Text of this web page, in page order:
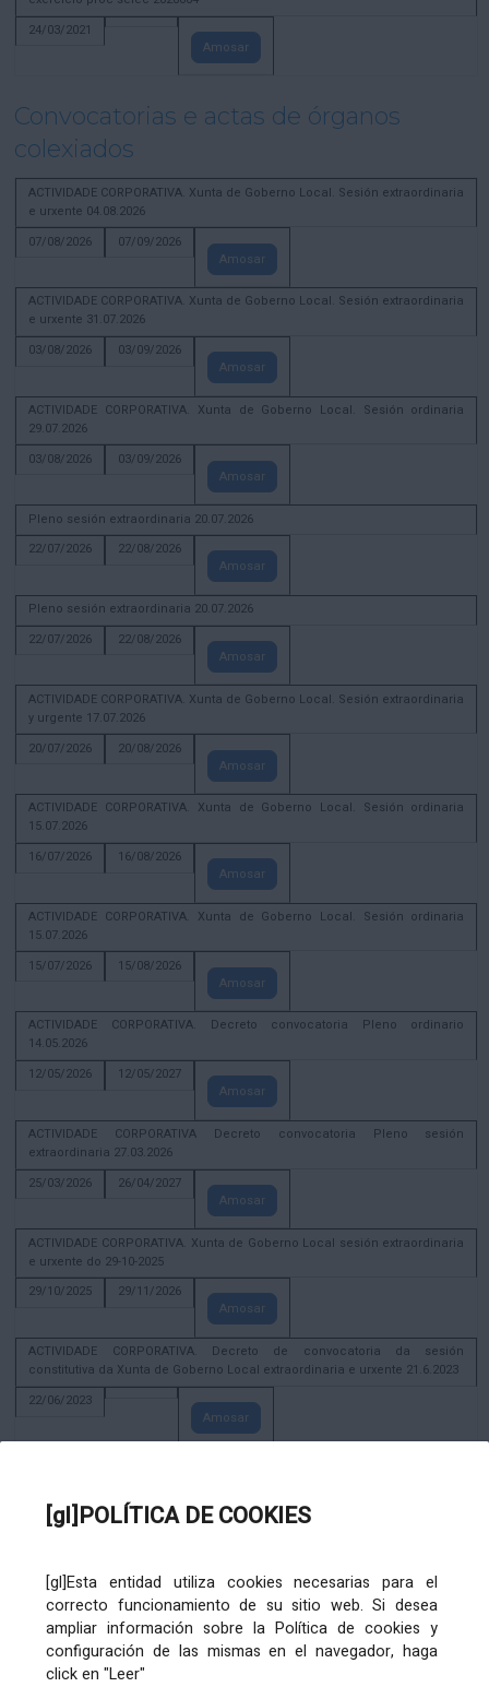
[gl]POLÍTICA DE COOKIES
[gl]Esta entidad utiliza cookies necesarias para el
correcto funcionamiento de su sitio web. Si desea
ampliar información sobre la Política de cookies y
configuración de las mismas en el navegador, haga
click en "Leer"
24/03/2021
Amosar
Convocatorias e actas de órganos
colexiados
ACTIVIDADE CORPORATIVA. Xunta de Goberno Local. Sesión extraordinaria
e urxente 04.08.2026
07/08/2026
07/09/2026
Amosar
ACTIVIDADE CORPORATIVA. Xunta de Goberno Local. Sesión extraordinaria
e urxente 31.07.2026
03/08/2026
03/09/2026
Amosar
ACTIVIDADE CORPORATIVA. Xunta de Goberno Local. Sesión ordinaria
29.07.2026
03/08/2026
03/09/2026
Amosar
Pleno sesión extraordinaria 20.07.2026
22/07/2026
22/08/2026
Amosar
Pleno sesión extraordinaria 20.07.2026
22/07/2026
22/08/2026
Amosar
ACTIVIDADE CORPORATIVA. Xunta de Goberno Local. Sesión extraordinaria
y urgente 17.07.2026
20/07/2026
20/08/2026
Amosar
ACTIVIDADE CORPORATIVA. Xunta de Goberno Local. Sesión ordinaria
15.07.2026
16/07/2026
16/08/2026
Amosar
ACTIVIDADE CORPORATIVA. Xunta de Goberno Local. Sesión ordinaria
15.07.2026
15/07/2026
15/08/2026
Amosar
ACTIVIDADE CORPORATIVA. Decreto convocatoria Pleno ordinario
14.05.2026
12/05/2026
12/05/2027
Amosar
ACTIVIDADE CORPORATIVA Decreto convocatoria Pleno sesión
extraordinaria 27.03.2026
25/03/2026
26/04/2027
Amosar
ACTIVIDADE CORPORATIVA. Xunta de Goberno Local sesión extraordinaria
e urxente do 29-10-2025
29/10/2025
29/11/2026
Amosar
ACTIVIDADE CORPORATIVA. Decreto de convocatoria da sesión
constitutiva da Xunta de Goberno Local extraordinaria e urxente 21.6.2023
22/06/2023
Amosar
Amosar
28/12/2020
Amosar
ACTIVIDADE CORPORATIVA. Extracto do Pleno ordinario de data 2.7.2020